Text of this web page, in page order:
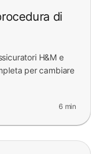
di
H&M e
per cambiare
6 min